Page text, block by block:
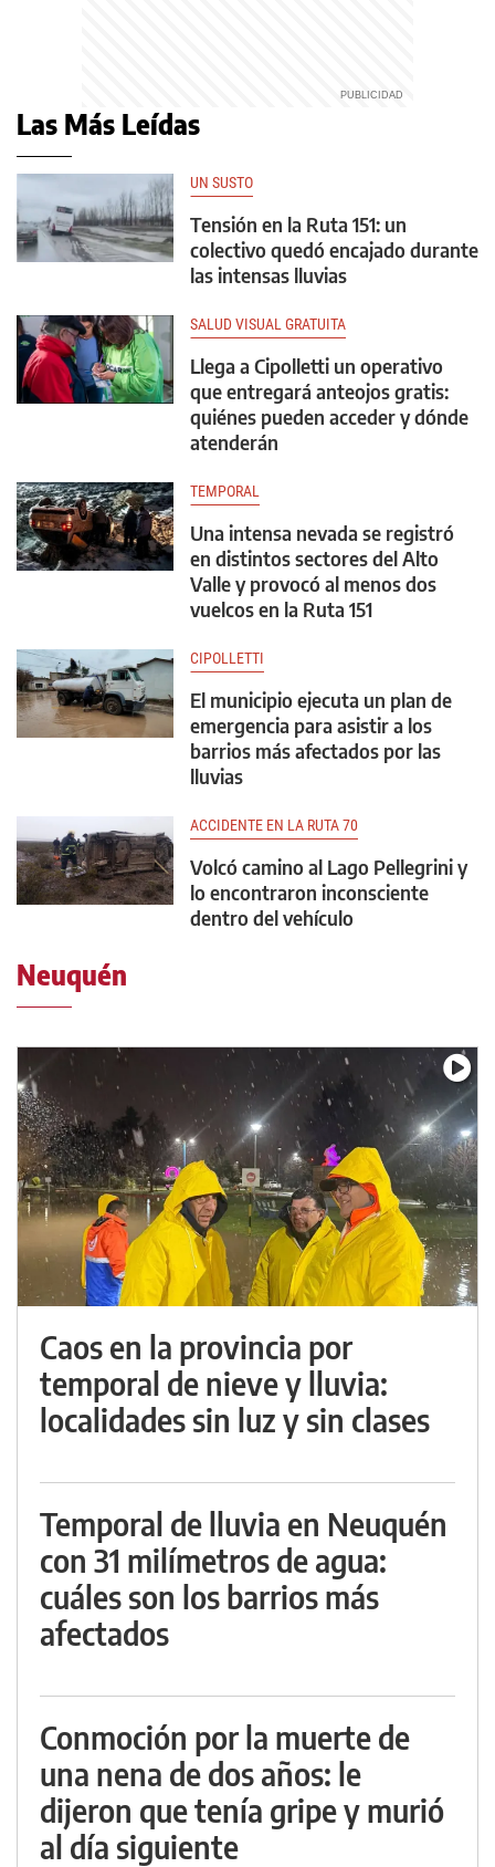
Las Más Leídas
UN SUSTO
Tensión en la Ruta 151: un
colectivo quedó encajado durante
las intensas lluvias
SALUD VISUAL GRATUITA
Llega a Cipolletti un operativo
que entregará anteojos gratis:
quiénes pueden acceder y dónde
atenderán
TEMPORAL
Una intensa nevada se registró
en distintos sectores del Alto
Valle y provocó al menos dos
vuelcos en la Ruta 151
CIPOLLETTI
El municipio ejecuta un plan de
emergencia para asistir a los
barrios más afectados por las
lluvias
ACCIDENTE EN LA RUTA 70
Volcó camino al Lago Pellegrini y
lo encontraron inconsciente
dentro del vehículo
Neuquén
Caos en la provincia por
temporal de nieve y lluvia:
localidades sin luz y sin clases
Temporal de lluvia en Neuquén
con 31 milímetros de agua:
cuáles son los barrios más
afectados
Conmoción por la muerte de
una nena de dos años: le
dijeron que tenía gripe y murió
al día siguiente